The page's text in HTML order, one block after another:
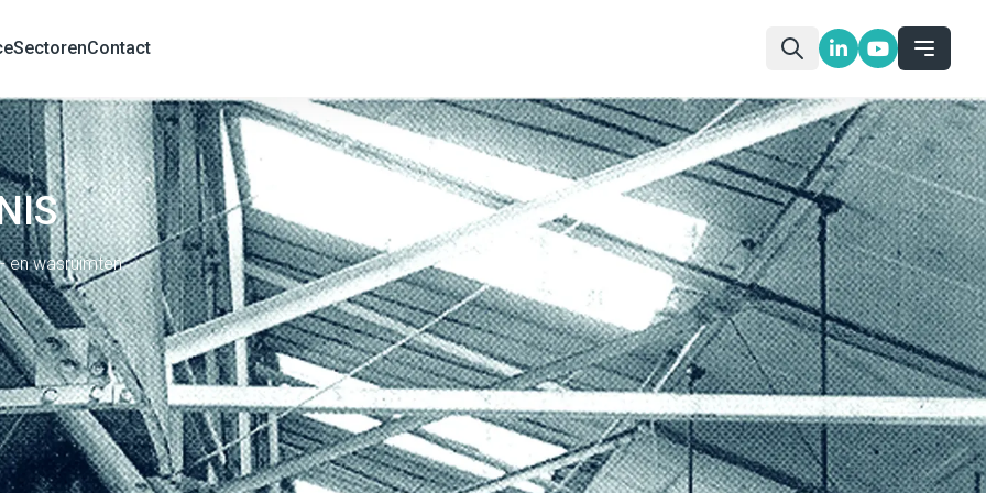
SectorenContact
en wasruimten.